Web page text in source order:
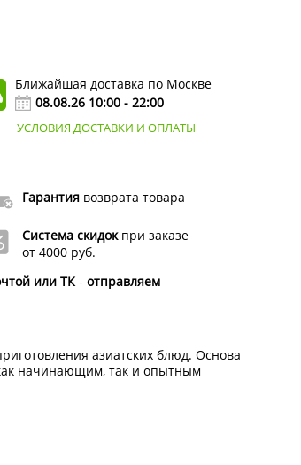
Ближайшая доставка по Москве
08.08.26 10:00 - 22:00
УСЛОВИЯ ДОСТАВКИ И ОПЛАТЫ
Гарантиявозврата товара
Система скидокпри заказе
от 4000 руб.
или ТК- отправляем
азиатских блюд. Основа
начинающим, так и опытным